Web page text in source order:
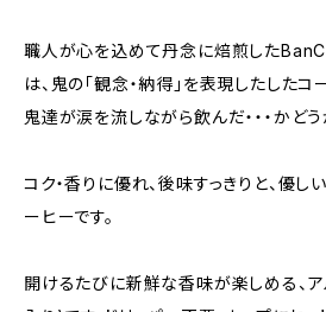
職人が心を込めて丹念に焙煎した
は、鬼の「観念・納得」を表現したしたコ
鬼達が涙を流しながら飲んだ・・・かど
コク・香りに優れ、後味すっきりと、優し
ーヒーです。
開けるたびに新鮮な香味が楽しめる、